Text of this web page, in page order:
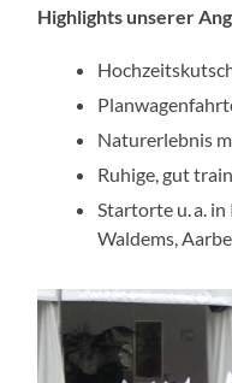
Highlights unserer
Naturerlebnis
Ruhige, gut
Startorte u. a.
Waldems,